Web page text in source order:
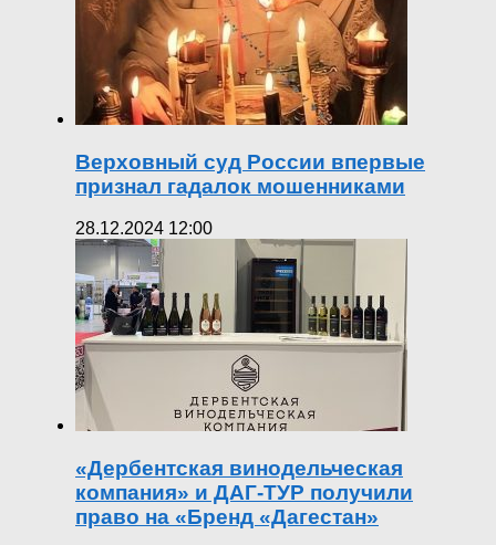
Верховный суд России впервые
признал гадалок мошенниками
28.12.2024 12:00
«Дербентская винодельческая
компания» и ДАГ-ТУР получили
право на «Бренд «Дагестан»